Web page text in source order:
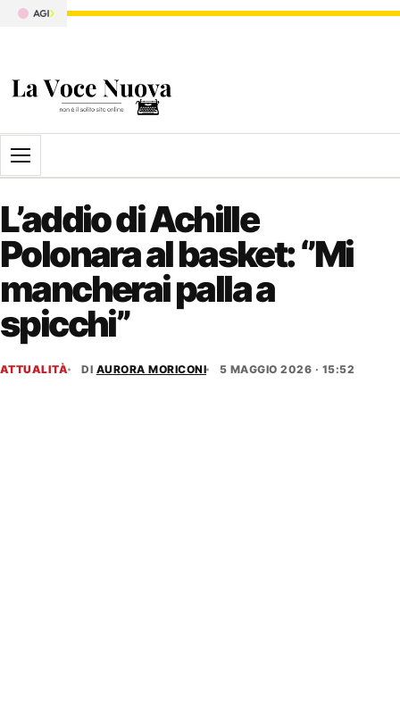
Apri il menu
L’addio di Achille
Polonara al basket: ‘’Mi
mancherai palla a
spicchi’’
ATTUALITÀ DI AURORA MORICONI 5 MAGGIO 2026 · 15:52